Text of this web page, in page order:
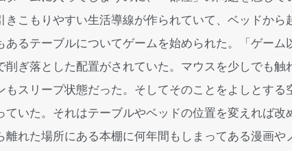
きこもりやすい生活導線が作られていて、ベッドから
あるテーブルについてゲームを始められた。「ゲーム
削ぎ落とした配置がされていた。マウスを少しでも触
もスリープ状態だった。そしてそのことをよしとす
ていた。それはテーブルやベッドの位置を変えれば改
離れた場所にある本棚に何年間もしまってある漫画や